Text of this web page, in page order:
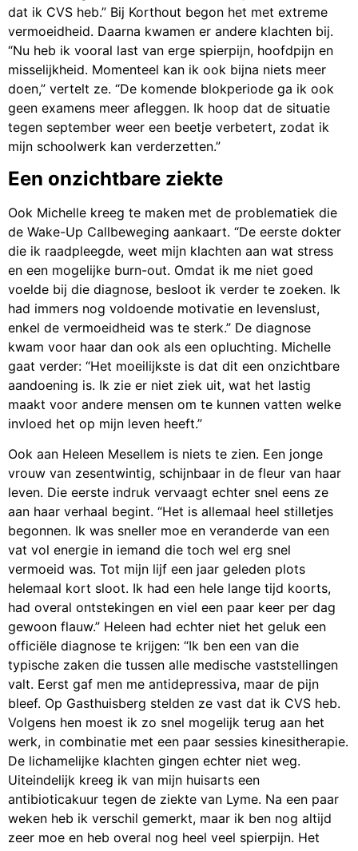
dat ik CVS heb.” Bij Korthout begon het met extreme
vermoeidheid. Daarna kwamen er andere klachten bij.
“Nu heb ik vooral last van erge spierpijn, hoofdpijn en
misselijkheid. Momenteel kan ik ook bijna niets meer
doen,” vertelt ze. “De komende blokperiode ga ik ook
geen examens meer afleggen. Ik hoop dat de situatie
tegen september weer een beetje verbetert, zodat ik
mijn schoolwerk kan verderzetten.”
Een onzichtbare ziekte
Ook Michelle kreeg te maken met de problematiek die
de Wake-Up Callbeweging aankaart. “De eerste dokter
die ik raadpleegde, weet mijn klachten aan wat stress
en een mogelijke burn-out. Omdat ik me niet goed
voelde bij die diagnose, besloot ik verder te zoeken. Ik
had immers nog voldoende motivatie en levenslust,
enkel de vermoeidheid was te sterk.” De diagnose
kwam voor haar dan ook als een opluchting. Michelle
gaat verder: “Het moeilijkste is dat dit een onzichtbare
aandoening is. Ik zie er niet ziek uit, wat het lastig
maakt voor andere mensen om te kunnen vatten welke
invloed het op mijn leven heeft.”
Ook aan Heleen Mesellem is niets te zien. Een jonge
vrouw van zesentwintig, schijnbaar in de fleur van haar
leven. Die eerste indruk vervaagt echter snel eens ze
aan haar verhaal begint. “Het is allemaal heel stilletjes
begonnen. Ik was sneller moe en veranderde van een
vat vol energie in iemand die toch wel erg snel
vermoeid was. Tot mijn lijf een jaar geleden plots
helemaal kort sloot. Ik had een hele lange tijd koorts,
had overal ontstekingen en viel een paar keer per dag
gewoon flauw.” Heleen had echter niet het geluk een
officiële diagnose te krijgen: “Ik ben een van die
typische zaken die tussen alle medische vaststellingen
valt. Eerst gaf men me antidepressiva, maar de pijn
bleef. Op Gasthuisberg stelden ze vast dat ik CVS heb.
Volgens hen moest ik zo snel mogelijk terug aan het
werk, in combinatie met een paar sessies kinesitherapie.
De lichamelijke klachten gingen echter niet weg.
Uiteindelijk kreeg ik van mijn huisarts een
antibioticakuur tegen de ziekte van Lyme. Na een paar
weken heb ik verschil gemerkt, maar ik ben nog altijd
zeer moe en heb overal nog heel veel spierpijn. Het